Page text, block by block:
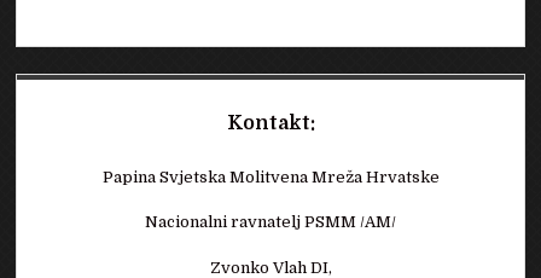
Kontakt:
Papina Svjetska Molitvena Mreža Hrvatske
Nacionalni ravnatelj PSMM /AM/
Zvonko Vlah DI,